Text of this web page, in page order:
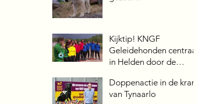
Kijktip! KNGF
Geleidehonden centraal
in Helden door de
Doppenactie in de krant
van Tynaarlo